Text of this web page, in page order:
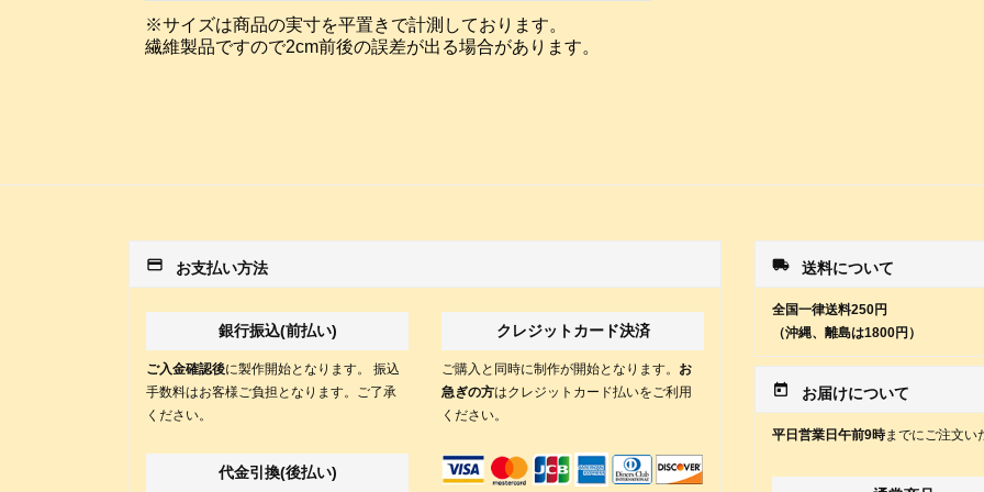
※サイズは商品の実寸を平置きで計測しております。
繊維製品ですので2cm前後の誤差が出る場合があります。
payment お支払い方法
銀行振込(前払い)
ご入金確認後に製作開始となります。 振込
手数料はお客様ご負担となります。ご了承
ください。
代金引換(後払い)
クレジットカード決済
ご購入と同時に制作が開始となります。 お
急ぎの方はクレジットカード払いをご利用
ください。
local_shipping 送料について
全国一律送料250円
（沖縄、離島は1800円）
today お届けについて
平日営業日午前9時までにご注文い